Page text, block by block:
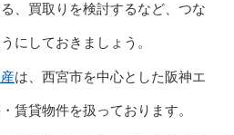
、買取りを検討するなど、つな
にしておきましょう。
は、西宮市を中心とした阪神エ
賃貸物件を扱っております。